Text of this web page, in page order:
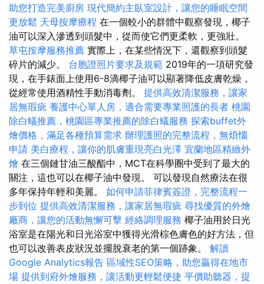
助您打造完美廚房 現代簡約主臥室設計，讓您的睡眠空間
更放鬆 天母按摩療程 在一個較小的群體中觀察發現，椰子
油可以深入滲透到頭髮中，從而使它們更柔軟，更強壯。
草屯按摩服務推薦 實際上，在某些情況下，還觀察到頭髮
碎片的減少。 台胞證照片要求及規範 2019年的一項研究發
現，在手錶面上使用6-8滴椰子油可以顯著降低皮膚乾燥，
從經常使用酒精性手動消毒劑。 提供高效清潔服務，讓家
居無瑕疵 養護中心單人房，適合需要專業照護的長者 桃園
除白蟻推薦，桃園區專業推薦的除白蟻服務 探索buffet外
燴價格，滿足各種預算需求 辦理護照的完整流程，無煩惱
申請 美白療程，讓你的肌膚重現亮白光澤 宜蘭地區精緻外
燴 在三個鏈甘油三酸酯中，MCT在科學圈中受到了最大的
關注，這也可以在椰子油中發現。 可以發現自然療法在很
多年保持年輕和美麗。 如何申請菲律賓簽證，完整流程一
步到位 提供高效清潔服務，讓家居無瑕疵 尋找優質的外燴
廠商，讓您的活動無懈可擊 經絡調理服務 椰子油用於日光
浴室是在陽光和日光浴室中獲得光滑棕色膚色的好方法，但
也可以改善表皮狀況並擺脫衰老的第一個跡象。 解讀
Google Analytics報告 區域性SEO策略，助您贏得在地市
場 提供到府外燴服務，讓活動更輕鬆便捷 平價助聽器，提